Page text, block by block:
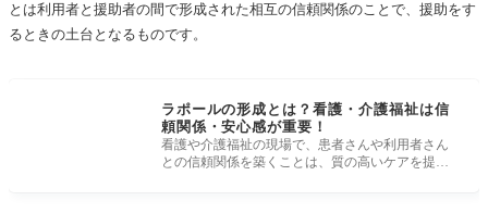
とは利用者と援助者の間で形成された相互の信頼関係のことで、援助をす
るときの土台となるものです。
ラポールの形成とは？看護・介護福祉は信
頼関係・安心感が重要！
看護や介護福祉の現場で、患者さんや利用者さん
との信頼関係を築くことは、質の高いケアを提供